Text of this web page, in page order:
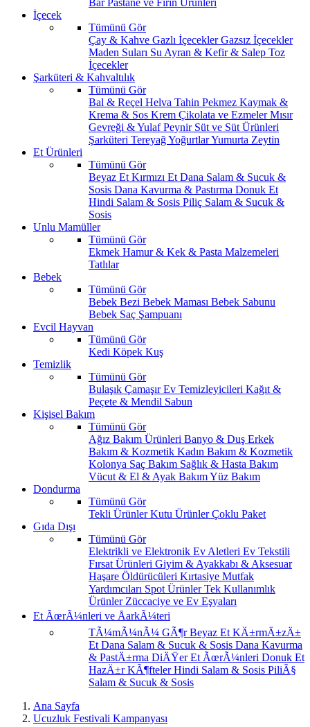
İçecek
Tümünü Gör
Çay & Kahve Gazlı İçeceklerGazsız İçecekler
Maden Suları Su Ayran & Kefir & Salep Toz
İçecekler
Şarküteri & Kahvaltılık
Tümünü Gör
Bal & Reçel Helva Tahin Pekmez Kaymak &
Krema & Sos Krem Çikolata ve EzmelerMısır
Gevreği & YulafPeynir Süt ve Süt Ürünleri
Şarküteri TereyağYoğurtlarYumurta Zeytin
Et Ürünleri
Tümünü Gör
Beyaz Et Kırmızı Et Dana Salam & Sucuk &
Sosis Dana Kavurma & Pastırma Donuk Et
Hindi Salam & Sosis Piliç Salam & Sucuk &
Sosis
Unlu Mamüller
Tümünü Gör
Ekmek Hamur & Kek & Pasta Malzemeleri
Tatlılar
Bebek
Tümünü Gör
Bebek Bezi Bebek Maması Bebek Sabunu
Bebek Saç Şampuanı
Evcil Hayvan
Tümünü Gör
Kedi Köpek Kuş
Temizlik
Tümünü Gör
Bulaşık ÇamaşırEv Temizleyicileri Kağıt &
Peçete & Mendil Sabun
Kişisel Bakım
Tümünü Gör
Ağız Bakım Ürünleri Banyo & Duş Erkek
Bakım & Kozmetik Kadın Bakım & Kozmetik
Kolonya Saç Bakım Sağlık & Hasta Bakım
Vücut & El & Ayak BakımYüz Bakım
Dondurma
Tümünü Gör
Tekli ÜrünlerKutu ÜrünlerÇoklu Paket
Gıda Dışı
Tümünü Gör
Elektrikli ve Elektronik Ev Aletleri Ev Tekstili
Fırsat Ürünleri Giyim & Ayakkabı & Aksesuar
Haşare Öldürücüleri Kırtasiye Mutfak
Yardımcıları Spot ÜrünlerTek Kullanımlık
Ürünler Züccaciye ve Ev Eşyaları
Et ÃœrÃ¼nleri ve ÅarkÃ¼teri
TÃ¼mÃ¼nÃ¼ GÃ¶rBeyaz Et KÄ±rmÄ±zÄ±
Et Dana Salam & Sucuk & Sosis Dana Kavurma
& PastÄ±rma DiÄŸer Et ÃœrÃ¼nleri Donuk Et
HazÄ±r KÃ¶ftelerHindi Salam & Sosis PiliÃ§
Salam & Sucuk & Sosis
Ana Sayfa
Ucuzluk Festivali Kampanyası